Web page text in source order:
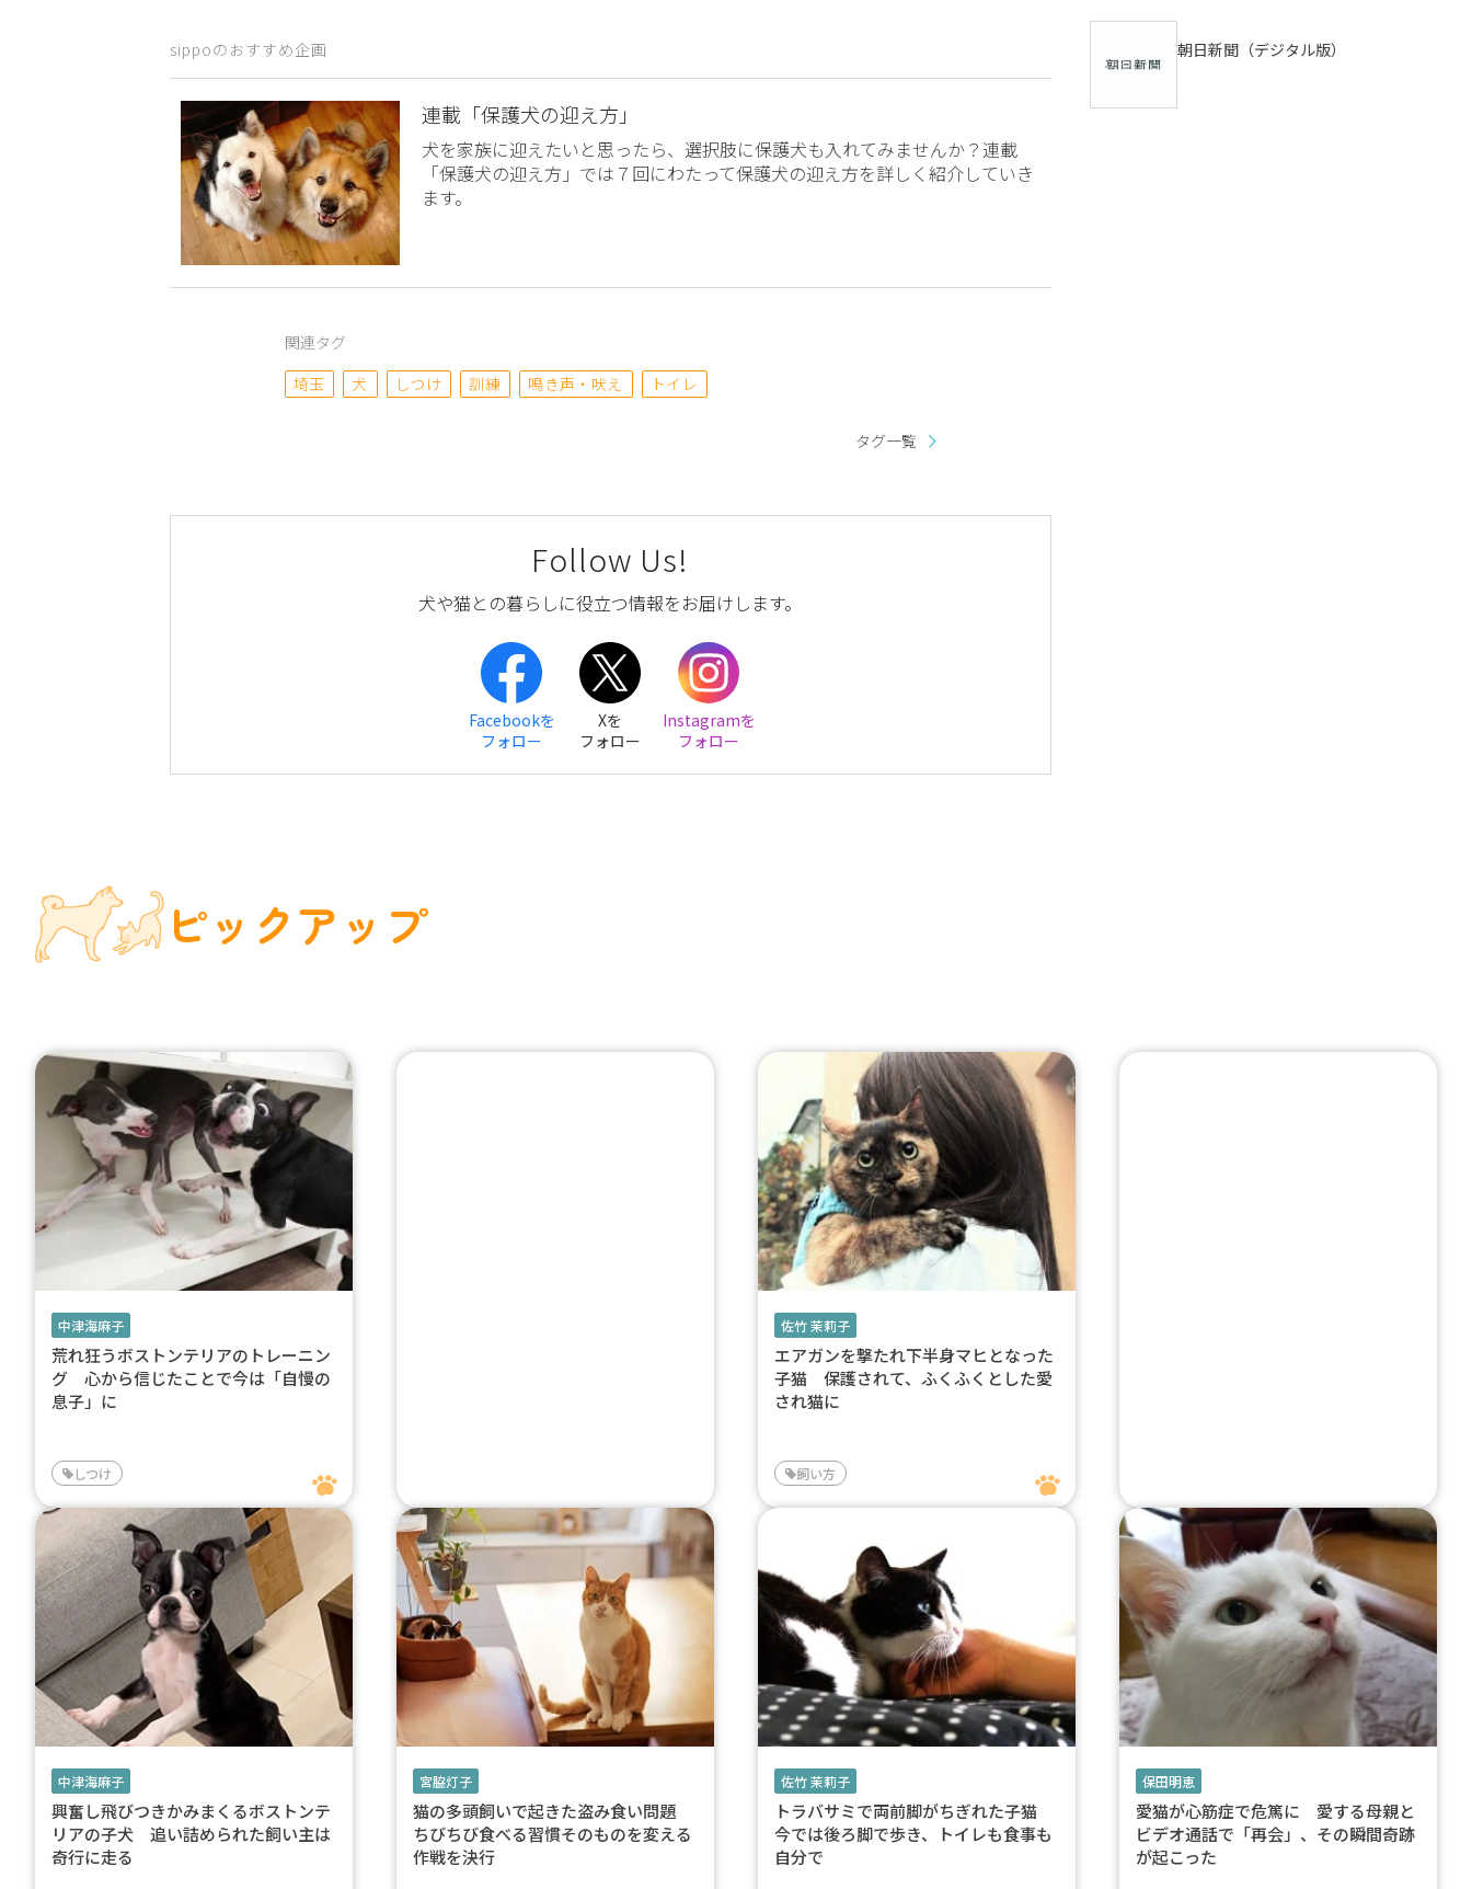
sippoのおすすめ企画
連載「保護犬の迎え方」
犬を家族に迎えたいと思ったら、選択肢に保護犬も入れてみませんか？連載
「保護犬の迎え方」では７回にわたって保護犬の迎え方を詳しく紹介していき
ます。
関連タグ
埼玉
犬 しつけ 訓練 鳴き声・吠え トイレ
タグ一覧
Follow Us!
犬や猫との暮らしに役立つ情報をお届けします。
Facebookを
フォロー
Xを
フォロー
Instagramを
フォロー
朝日新聞（デジタル版）
ピックアップ
中津海麻子
荒れ狂うボストンテリアのトレーニン
グ 心から信じたことで今は「自慢の
息子」に
しつけ
佐竹 茉莉子
エアガンを撃たれ下半身マヒとなった
子猫 保護されて、ふくふくとした愛
され猫に
飼い方
中津海麻子
興奮し飛びつきかみまくるボストンテ
リアの子犬 追い詰められた飼い主は
奇行に走る
宮脇灯子
猫の多頭飼いで起きた盗み食い問題
ちびちび食べる習慣そのものを変える
作戦を決行
佐竹 茉莉子
トラバサミで両前脚がちぎれた子猫
今では後ろ脚で歩き、トイレも食事も
自分で
保田明恵
愛猫が心筋症で危篤に 愛する母親と
ビデオ通話で「再会」、その瞬間奇跡
が起こった